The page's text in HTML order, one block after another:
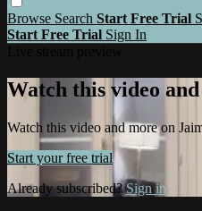
Browse Search Start Free Trial
Start Free Trial Sign In
Watch this video
Watch this video and more on
Start your free trial
Already subscribed?Sign in